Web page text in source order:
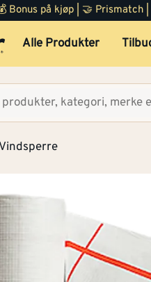
på kjøp | 🤝 Prismatch
Alle Produkter
Vindsperre